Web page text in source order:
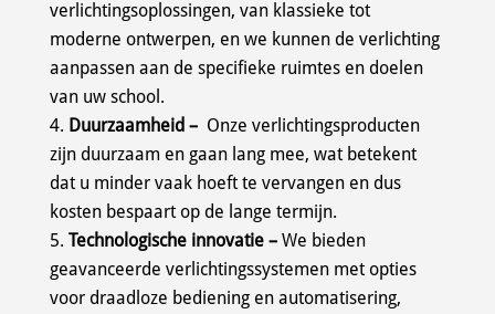
verlichtingsoplossingen, van klassieke tot
moderne ontwerpen, en we kunnen de verlichting
aanpassen aan de specifieke ruimtes en doelen
van uw school.
Duurzaamheid – Onze verlichtingsproducten
zijn duurzaam en gaan lang mee, wat betekent
dat u minder vaak hoeft te vervangen en dus
kosten bespaart op de lange termijn.
Technologische innovatie – We bieden
geavanceerde verlichtingssystemen met opties
voor draadloze bediening en automatisering,